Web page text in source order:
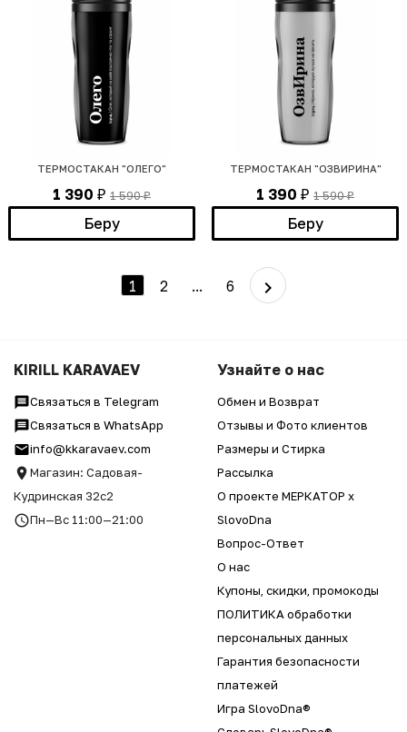
ТЕРМОСТАКАН "ОЛЕГО"
1 390 ₽ 1 590₽
Беру
ТЕРМОСТАКАН "ОЗВИРИНА"
1 390 ₽ 1 590₽
Беру
1 2 ... 6
KIRILL KARAVAEV
Связаться в Telegram
Связаться в WhatsApp
info@kkaravaev.com
Магазин: Садовая-
Кудринская 32с2
Пн—Вс 11:00—21:00
Узнайте о нас
Обмен и Возврат
Отзывы и Фото клиентов
Размеры и Стирка
Рассылка
О проекте МЕРКАТОР x
SlovoDna
Вопрос-Ответ
О нас
Купоны, скидки, промокоды
ПОЛИТИКА обработки
персональных данных
Гарантия безопасности
платежей
Игра SlovoDna®